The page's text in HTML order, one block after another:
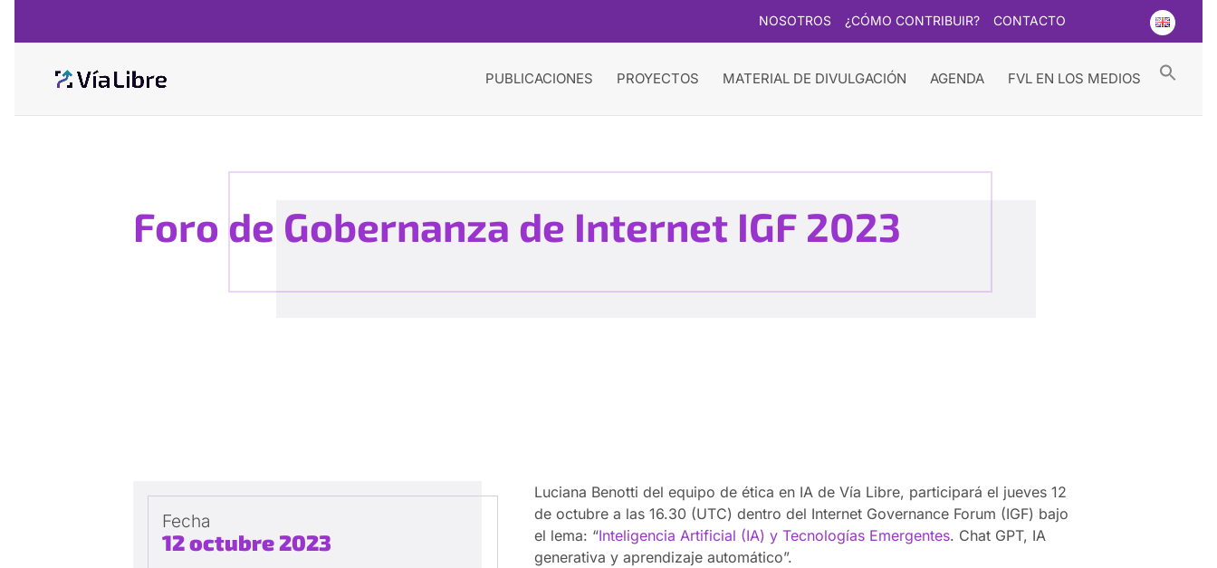
NOSOTROS ¿CÓMO CONTRIBUIR? CONTACTO
PUBLICACIONES PROYECTOS MATERIAL DE DIVULGACIÓN AGENDA FVL EN LOS MEDIOS
Foro de Gobernanza de Internet IGF 2023
Fecha
12 octubre 2023
Luciana Benotti del equipo de ética en IA de Vía Libre, participará el jueves 12
de octubre a las 16.30 (UTC) dentro del Internet Governance Forum (IGF) bajo
el lema: “Inteligencia Artificial (IA) y Tecnologías Emergentes. Chat GPT, IA
generativa y aprendizaje automático”.